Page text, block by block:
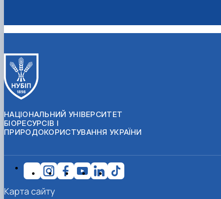
НАЦІОНАЛЬНИЙ УНІВЕРСИТЕТ
БІОРЕСУРСІВ І
ПРИРОДОКОРИСТУВАННЯ УКРАЇНИ
Карта сайту